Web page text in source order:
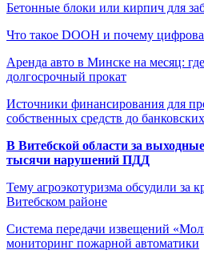
Бетонные блоки или кирпич для
Что такое DOOH и почему
Аренда авто в Минске на месяц:
долгосрочный прокат
Источники финансирования для
собственных средств до
В Витебской области за
тысячи нарушений ПДД
Тему агроэкотуризма обсудили за
Витебском районе
Система передачи извещений
мониторинг пожарной автоматики